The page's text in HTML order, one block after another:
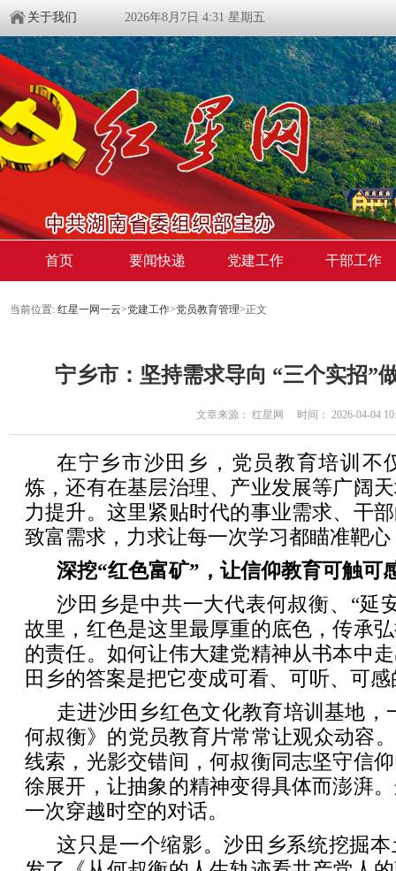
关于我们 2026年8月7日 4:31 星期五
首页 要闻快递 党建工作 干部工作
当前位置: 红星一网一云>党建工作>党员教育管理>正文
宁乡市：坚持需求导向 “三个实招”
文章来源： 红星网 时间： 2026-04-04
在宁乡市沙田乡，党员教育培训不
炼，还有在基层治理、产业发展等广阔
力提升。这里紧贴时代的事业需求、干
致富需求，力求让每一次学习都瞄准靶
深挖“红色富矿”，让信仰教育可触可
沙田乡是中共一大代表何叔衡、“延
故里，红色是这里最厚重的底色，传承
的责任。如何让伟大建党精神从书本中
田乡的答案是把它变成可看、可听、可
走进沙田乡红色文化教育培训基地，
何叔衡》的党员教育片常常让观众动容
线索，光影交错间，何叔衡同志坚守信
徐展开，让抽象的精神变得具体而澎湃
一次穿越时空的对话。
这只是一个缩影。沙田乡系统挖掘